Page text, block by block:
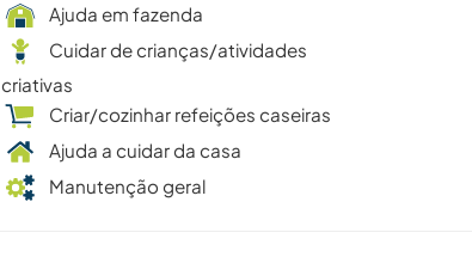
Ajuda em fazenda
Cuidar de crianças/atividades
criativas
Criar/cozinhar refeições caseiras
Ajuda a cuidar da casa
Manutenção geral